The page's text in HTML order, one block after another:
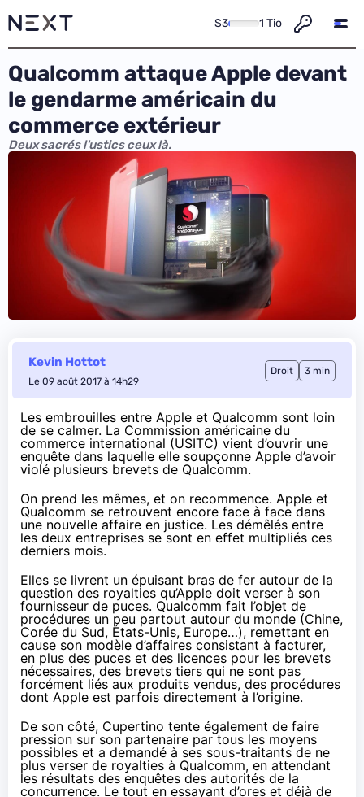
S3 1 Tio
Qualcomm attaque Apple devant
le gendarme américain du
commerce extérieur
Deux sacrés l'ustics ceux là.
Kevin Hottot
Le 09 août 2017 à 14h29
Droit 3 min
Les embrouilles entre Apple et Qualcomm sont loin
de se calmer. La Commission américaine du
commerce international (USITC) vient d’ouvrir une
enquête dans laquelle elle soupçonne Apple d’avoir
violé plusieurs brevets de Qualcomm.
On prend les mêmes, et on recommence. Apple et
Qualcomm se retrouvent encore face à face dans
une nouvelle affaire en justice. Les démêlés entre
les deux entreprises se sont en effet multipliés ces
derniers mois.
Elles se livrent un épuisant bras de fer autour de la
question des royalties qu’Apple doit verser à son
fournisseur de puces. Qualcomm fait l’objet de
procédures un peu partout autour du monde (Chine,
Corée du Sud, États-Unis, Europe…), remettant en
cause son modèle d’affaires consistant à facturer,
en plus des puces et des licences pour les brevets
nécessaires, des brevets tiers qui ne sont pas
forcément liés aux produits vendus, des procédures
dont Apple est parfois directement à l’origine.
De son côté, Cupertino tente également de faire
pression sur son partenaire par tous les moyens
possibles et a demandé à ses sous-traitants de ne
plus verser de royalties à Qualcomm, en attendant
les résultats des enquêtes des autorités de la
concurrence. Le tout en essayant d’ores et déjà de